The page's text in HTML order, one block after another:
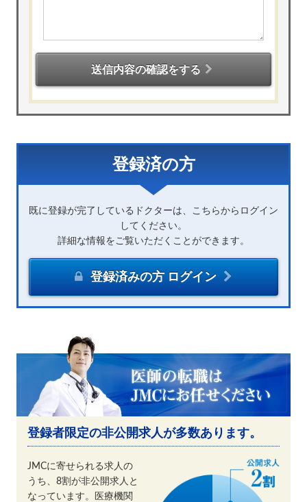
送信内容の確認をする
登録済の方
既に登録が完了しているドクターは、こちらからログイン
してください。
詳細な情報をご覧いただくことができます。
登録済みの方 ログイン
登録者限定の非公開求人が多数あります。
JMCに寄せられる求人の
うち、8割が非公開求人と
なっています。医療機関